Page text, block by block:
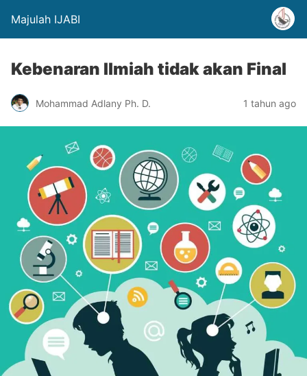
Majulah IJABI
Kebenaran Ilmiah tidak akan Final
Mohammad Adlany Ph. D. 1 tahun ago